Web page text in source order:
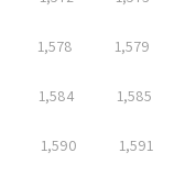
1,578 1,579
1,584 1,585
1,590 1,591